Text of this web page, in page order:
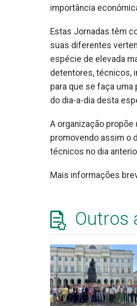
importância
Estas Jornadas têm
suas diferentes
espécie de elevada
detentores, técnicos,
para que se faça
do dia-a-dia desta
A organização
promovendo assim o
técnicos no dia
Mais informações
Outros